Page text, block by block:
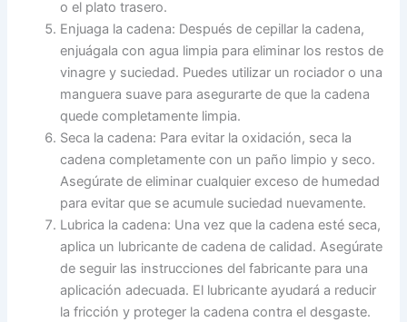
o el plato trasero.
Enjuaga la cadena: Después de cepillar la cadena,
enjuágala con agua limpia para eliminar los restos de
vinagre y suciedad. Puedes utilizar un rociador o una
manguera suave para asegurarte de que la cadena
quede completamente limpia.
Seca la cadena: Para evitar la oxidación, seca la
cadena completamente con un paño limpio y seco.
Asegúrate de eliminar cualquier exceso de humedad
para evitar que se acumule suciedad nuevamente.
Lubrica la cadena: Una vez que la cadena esté seca,
aplica un lubricante de cadena de calidad. Asegúrate
de seguir las instrucciones del fabricante para una
aplicación adecuada. El lubricante ayudará a reducir
la fricción y proteger la cadena contra el desgaste.